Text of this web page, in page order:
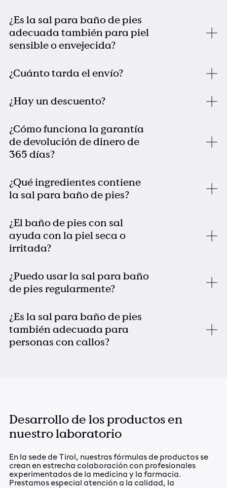
¿Es la sal para baño de pies
adecuada también para piel
sensible o envejecida?
¿Cuánto tarda el envío?
¿Hay un descuento?
¿Cómo funciona la garantía
de devolución de dinero de
365 días?
¿Qué ingredientes contiene
la sal para baño de pies?
¿El baño de pies con sal
ayuda con la piel seca o
irritada?
¿Puedo usar la sal para baño
de pies regularmente?
¿Es la sal para baño de pies
también adecuada para
personas con callos?
Desarrollo de los productos en
nuestro laboratorio
En la sede de Tirol, nuestras fórmulas de productos se
crean en estrecha colaboración con profesionales
experimentados de la medicina y la farmacia.
Prestamos especial atención a la calidad, la